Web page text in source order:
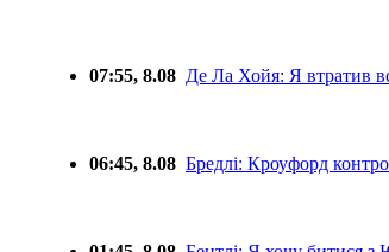
07:55, 8.08 Де Ла Хойя: Я втратив
06:45, 8.08 Бредлі: Кроуфорд